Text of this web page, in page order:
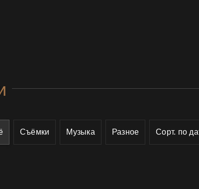
Съёмки Музыка Разное Сорт. по